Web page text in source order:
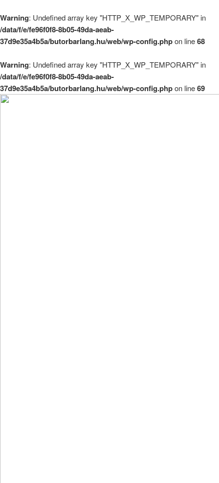
Warning: Undefined array key "HTTP_X_WP_TEMPORARY" in
/data/f/e/fe96f0f8-8b05-49da-aeab-
37d9e35a4b5a/butorbarlang.hu/web/wp-config.phpon line68
Warning: Undefined array key "HTTP_X_WP_TEMPORARY" in
/data/f/e/fe96f0f8-8b05-49da-aeab-
37d9e35a4b5a/butorbarlang.hu/web/wp-config.phpon line69